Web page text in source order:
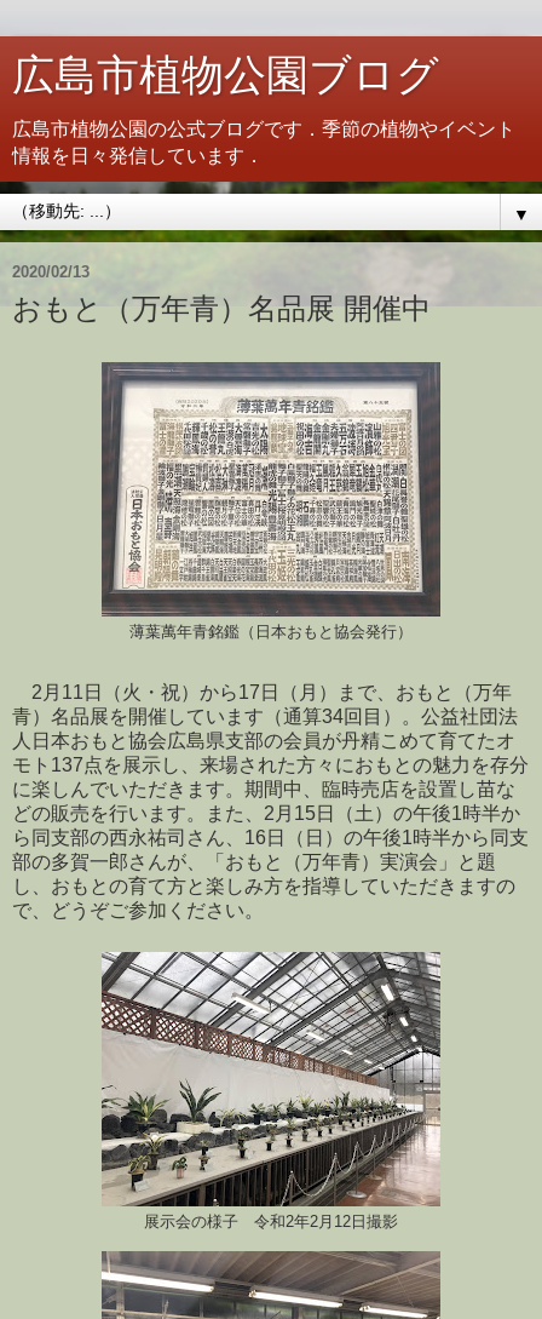
広島市植物公園ブログ
広島市植物公園の公式ブログです．季節の植物やイベント
情報を日々発信しています．
▼
2020/02/13
おもと（万年青）名品展 開催中
薄葉萬年青銘鑑（日本おもと協会発行）
2月11日（火・祝）から17日（月）まで、おもと（万年
青）名品展を開催しています（通算34回目）。公益社団法
人日本おもと協会広島県支部の会員が丹精こめて育てたオ
モト137点を展示し、来場された方々におもとの魅力を存分
に楽しんでいただきます。期間中、臨時売店を設置し苗な
どの販売を行います。また、2月15日（土）の午後1時半か
ら同支部の西永祐司さん、16日（日）の午後1時半から同支
部の多賀一郎さんが、「おもと（万年青）実演会」と題
し、おもとの育て方と楽しみ方を指導していただきますの
で、どうぞご参加ください。
展示会の様子 令和2年2月12日撮影